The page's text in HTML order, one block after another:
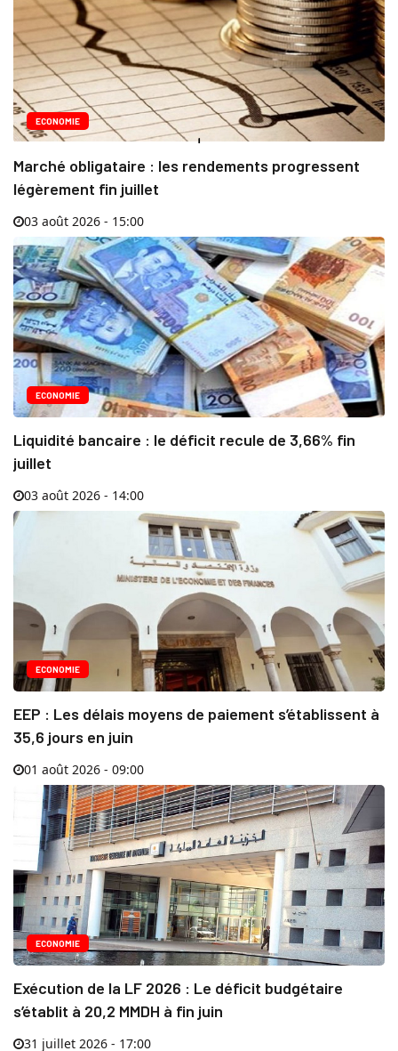
ECONOMIE
Marché obligataire : les rendements progressent
légèrement fin juillet
03 août 2026 - 15:00
ECONOMIE
Liquidité bancaire : le déficit recule de 3,66% fin
juillet
03 août 2026 - 14:00
ECONOMIE
EEP : Les délais moyens de paiement s’établissent à
35,6 jours en juin
01 août 2026 - 09:00
ECONOMIE
Exécution de la LF 2026 : Le déficit budgétaire
s’établit à 20,2 MMDH à fin juin
31 juillet 2026 - 17:00